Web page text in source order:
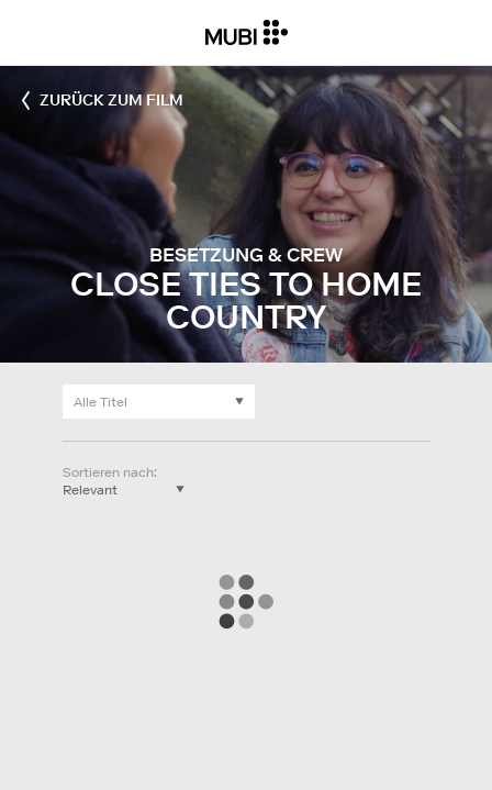
ZURÜCK ZUM FILM
CLOSE TIES TO HOME
COUNTRY
BESETZUNG & CREW
Sortieren nach: